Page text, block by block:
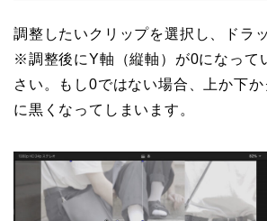
調整したいクリップを選択し、ドラ
※調整後にY軸（縦軸）が0になって
さい。もし0ではない場合、上か下
に黒くなってしまいます。